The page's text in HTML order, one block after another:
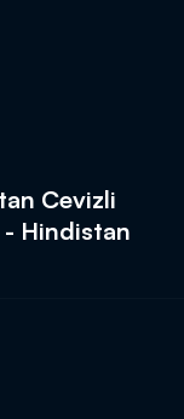
Cevizli
- Hindistan